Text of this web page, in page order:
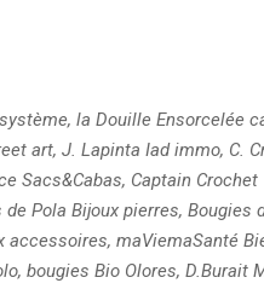
la Douille Ensorcelée
art, J. Lapinta Iad immo, C.
Sacs&Cabas, Captain Crochet
Pola Bijoux pierres, Bougies
maViemaSanté
bougies Bio Olores, D.Burait